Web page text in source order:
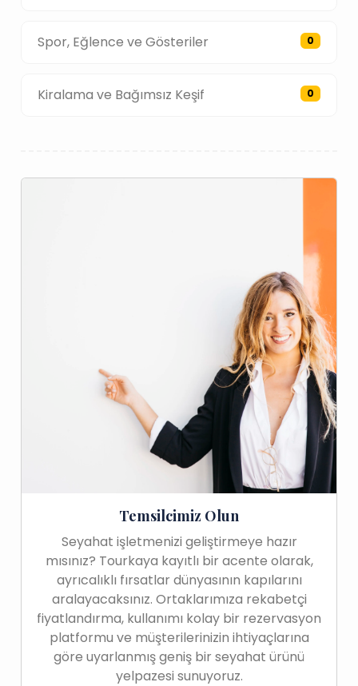
Spor, Eğlence ve Gösteriler 0
Kiralama ve Bağımsız Keşif 0
Temsilcimiz Olun
Seyahat işletmenizi geliştirmeye hazır
mısınız? Tourkaya kayıtlı bir acente olarak,
ayrıcalıklı fırsatlar dünyasının kapılarını
aralayacaksınız. Ortaklarımıza rekabetçi
fiyatlandırma, kullanımı kolay bir rezervasyon
platformu ve müşterilerinizin ihtiyaçlarına
göre uyarlanmış geniş bir seyahat ürünü
yelpazesi sunuyoruz.